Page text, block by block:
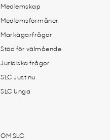
Medlemskap
Medlemsförmåner
Markägarfrågor
Stöd för välmående
Juridiska frågor
SLC Just nu
SLC Unga
OM SLC